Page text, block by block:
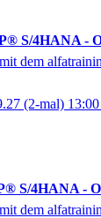
S/4HANA -
dem
(2-mal) 13:00
S/4HANA -
dem